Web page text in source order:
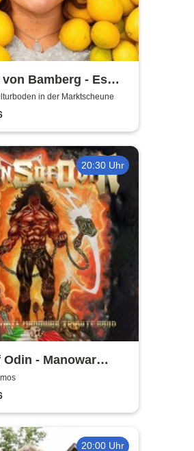
Bamberg - Es
über 50, 60...
für Frauen!
in der Marktscheune
20:30 Uhr
Odin - Manowar
20:00 Uhr